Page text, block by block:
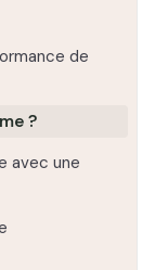
de
?
avec une